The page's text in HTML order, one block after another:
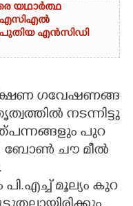
യഥാർത്ഥ
പുതിയ എൻസിഡി
ഗ​വേ​ഷ​ണ​ങ്ങ​
ന​ട​ന്നി​ട്ടു​
പു​റ​
ബോ​ൺ​ ചൗ​ മീ​ൽ​
പി​.എ​ച്ച് മൂ​ല്യം​ കു​റ​